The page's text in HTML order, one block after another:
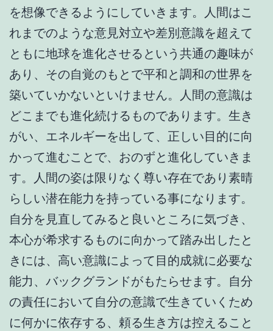
を想像できるようにしていきます。人間はこ
れまでのような意見対立や差別意識を超えて
ともに地球を進化させるという共通の趣味が
あり、その自覚のもとで平和と調和の世界を
築いていかないといけません。人間の意識は
どこまでも進化続けるものであります。生き
がい、エネルギーを出して、正しい目的に向
かって進むことで、おのずと進化していきま
す。人間の姿は限りなく尊い存在であり素晴
らしい潜在能力を持っている事になります。
自分を見直してみると良いところに気づき、
本心が希求するものに向かって踏み出したと
きには、高い意識によって目的成就に必要な
能力、バックグランドがもたらせます。自分
の責任において自分の意識で生きていくため
に何かに依存する、頼る生き方は控えること